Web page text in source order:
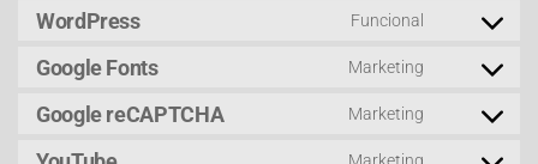
WordPress Funcional
Google Fonts Marketing
Google reCAPTCHA Marketing